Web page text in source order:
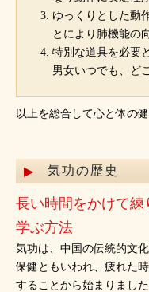
ゆっくりとした動
とにより肺機能の
特別な道具を必要
男女いつでも、ど
以上を総合して心と体の
気功の歴史
長い時間をかけて
学ぶ方法
気功は、中国の伝統的文
保健ともいわれ、疲れた
することから始まりました